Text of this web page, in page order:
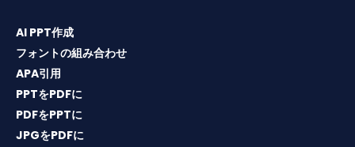
AI PPT作成
フォントの組み合わせ
APA引用
PPTをPDFに
PDFをPPTに
JPGをPDFに